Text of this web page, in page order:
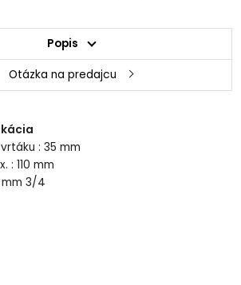
Popis
Otázka na predajcu
: 35 mm
: 110 mm
mm 3/4